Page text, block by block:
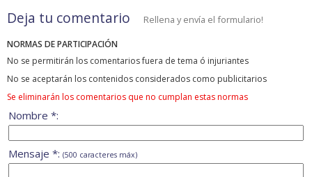
Deja tu comentario Rellena y envía el formulario!
NORMAS DE PARTICIPACIÓN
No se permitirán los comentarios fuera de tema ó injuriantes
No se aceptarán los contenidos considerados como publicitarios
Se eliminarán los comentarios que no cumplan estas normas
Nombre *:
Mensaje *: (500 caracteres máx)